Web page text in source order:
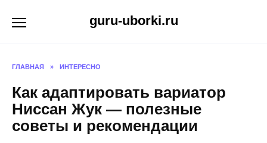
guru-uborki.ru
ГЛАВНАЯ » ИНТЕРЕСНО
Как адаптировать вариатор
Ниссан Жук — полезные
советы и рекомендации